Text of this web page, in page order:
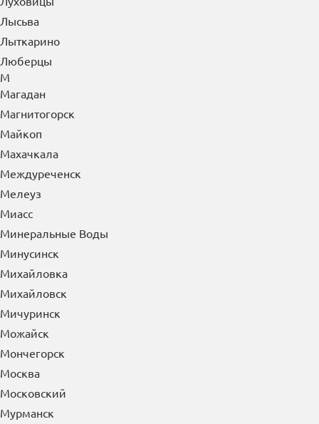
Лысьва
Лыткарино
Люберцы
М
Магадан
Магнитогорск
Майкоп
Махачкала
Междуреченск
Мелеуз
Миасс
Минеральные Воды
Минусинск
Михайловка
Михайловск
Мичуринск
Можайск
Мончегорск
Москва
Московский
Мурманск